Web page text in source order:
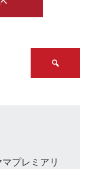
プレミアリ